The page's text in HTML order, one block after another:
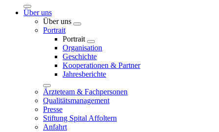
Über uns
Über uns
Portrait
Portrait
Organisation
Geschichte
Kooperationen & Partner
Jahresberichte
Ärzteteam & Fachpersonen
Qualitätsmanagement
Presse
Stiftung Spital Affoltern
Anfahrt